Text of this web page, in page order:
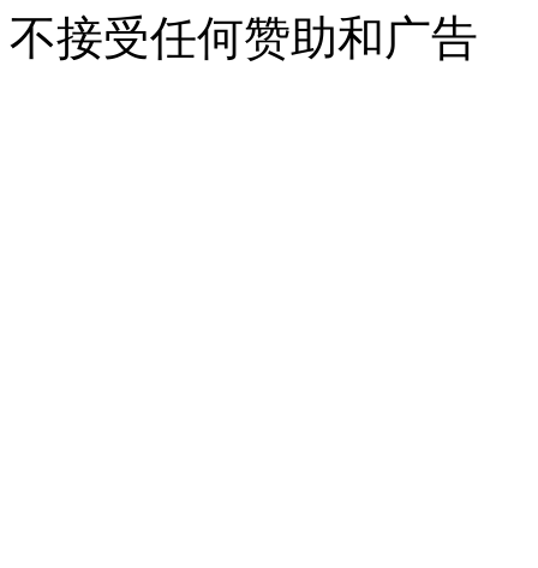
不接受任何赞助和广告